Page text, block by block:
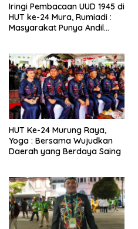
Iringi Pembacaan UUD 1945 di
HUT ke-24 Mura, Rumiadi :
Masyarakat Punya Andil
HUT Ke-24 Murung Raya,
Yoga : Bersama Wujudkan
Daerah yang Berdaya Saing